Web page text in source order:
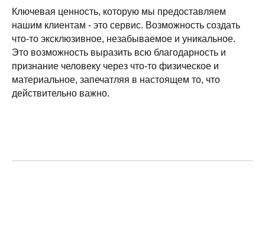
Ключевая ценность, которую мы предоставляем
нашим клиентам - это сервис. Возможность создать
что-то эксклюзивное, незабываемое и уникальное.
Это возможность выразить всю благодарность и
признание человеку через что-то физическое и
материальное, запечатляя в настоящем то, что
действительно важно.